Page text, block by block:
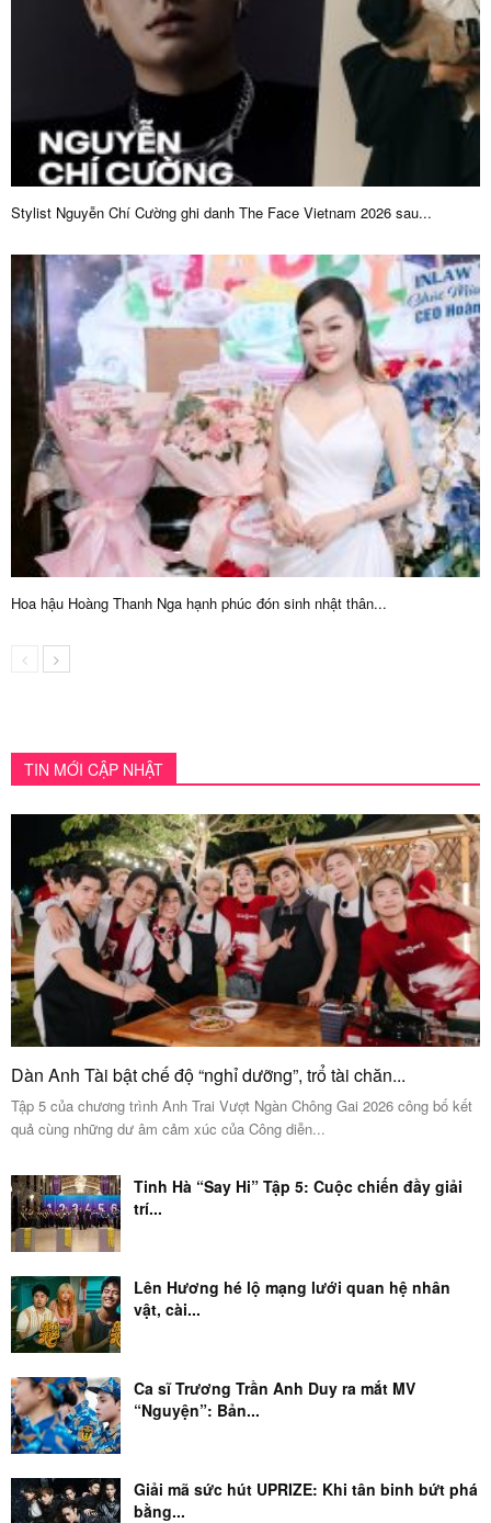
Stylist Nguyễn Chí Cường ghi danh The Face Vietnam 2026 sau...
Hoa hậu Hoàng Thanh Nga hạnh phúc đón sinh nhật thân...
TIN MỚI CẬP NHẬT
Dàn Anh Tài bật chế độ “nghỉ dưỡng”, trổ tài chăn...
Tập 5 của chương trình Anh Trai Vượt Ngàn Chông Gai 2026 công bố kết
quả cùng những dư âm cảm xúc của Công diễn...
Tinh Hà “Say Hi” Tập 5: Cuộc chiến đầy giải
trí...
Lên Hương hé lộ mạng lưới quan hệ nhân
vật, cài...
Ca sĩ Trương Trần Anh Duy ra mắt MV
“Nguyện”: Bản...
Giải mã sức hút UPRIZE: Khi tân binh bứt phá
bằng...